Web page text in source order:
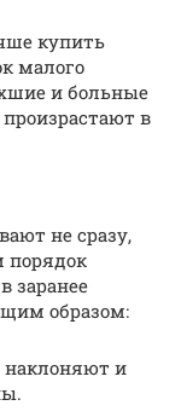
купить
малого
и больные
в
не сразу,
порядок
заранее
образом:
наклоняют и